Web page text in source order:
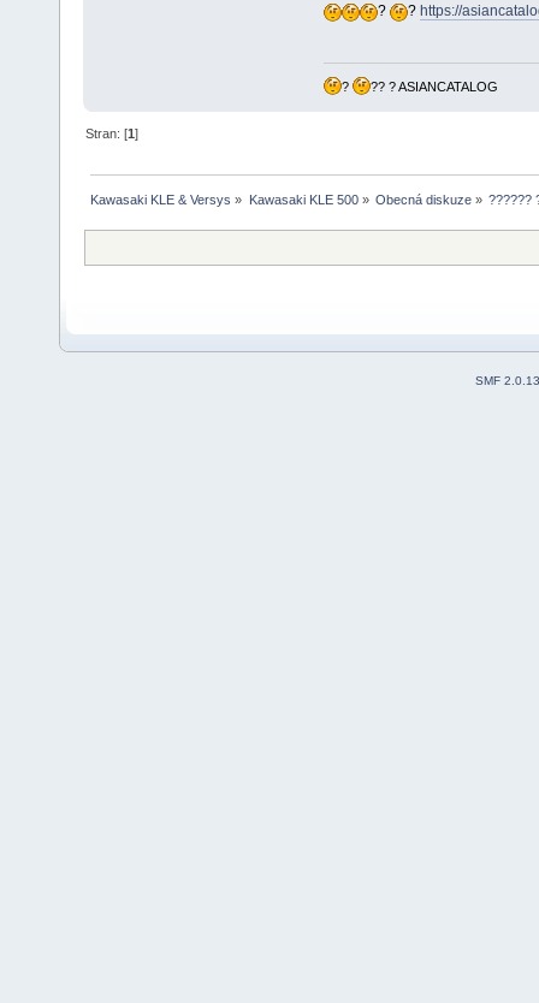
? ? https://
? ?? ? ASIANCATALOG
Stran: [1]
Kawasaki KLE & Versys » Kawasaki KLE 500» Obecná diskuze» ??????
SMF 2.0.13